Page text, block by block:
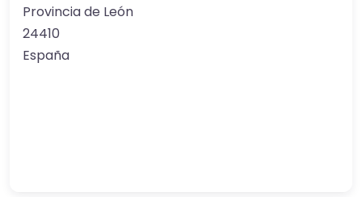
Provincia de León
24410
España